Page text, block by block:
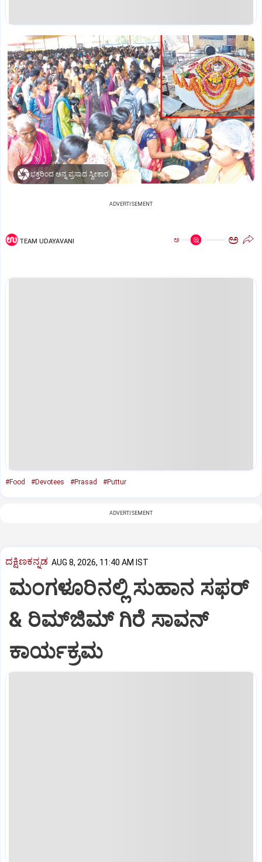
ಭಕ್ತರಿಂದ ಅನ್ನ ಪ್ರಸಾದ ಸ್ವೀಕಾರ
ADVERTISEMENT
TEAM UDAYAVANI ಅ ಅ
#Food #Devotees #Prasad #Puttur
ADVERTISEMENT
ದಕ್ಷಿಣಕನ್ನಡ AUG 8, 2026, 11:40 AM IST
ಮಂಗಳೂರಿನಲ್ಲಿ ಸುಹಾನ ಸಫರ್
& ರಿಮ್‌ಜಿಮ್ ಗಿರೆ ಸಾವನ್
ಕಾರ್ಯಕ್ರಮ